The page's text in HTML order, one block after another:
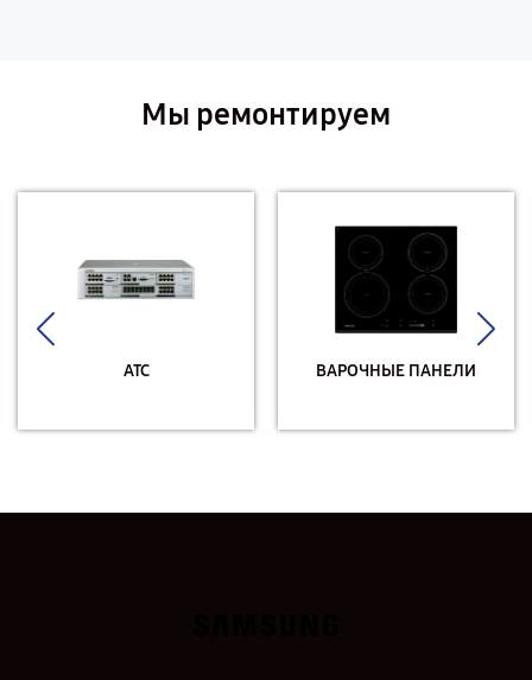
Мы ремонтируем
АТС ВАРОЧНЫЕ ПАНЕЛИ